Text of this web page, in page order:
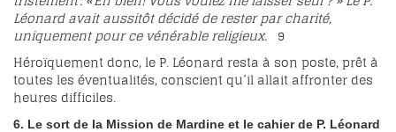
Léonard avait aussitôt décidé de rester par charité,
uniquement pour ce vénérable religieux. 9
Héroïquement donc, le P. Léonard resta à son poste, prêt à
toutes les éventualités, conscient qu’il allait affronter des
heures difficiles.
6. Le sort de la Mission de Mardine et le cahier de P. Léonard